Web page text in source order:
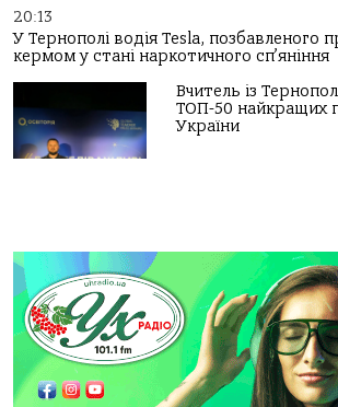
20:13
У Тернополі водія Tesla, позбавленого
кермом у стані наркотичного сп’яніння
Вчитель із
ТОП-50 найкращих
України